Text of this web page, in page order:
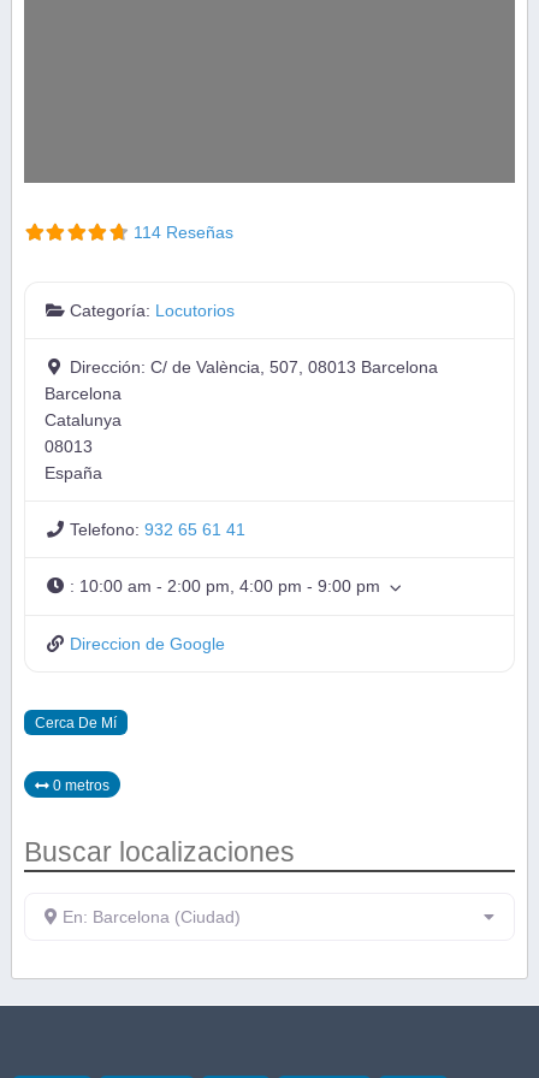
114 Reseñas
Categoría: Locutorios
Dirección:C/ de València, 507, 08013 Barcelona
Barcelona
Catalunya
08013
España
Telefono:932 65 61 41
: 10:00 am - 2:00 pm, 4:00 pm - 9:00 pm
Direccion de Google
Cerca De Mí
0 metros
Buscar localizaciones
En: Barcelona (Ciudad)